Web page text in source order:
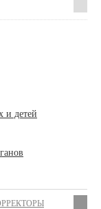
и детей